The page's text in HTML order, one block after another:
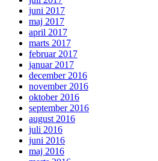
juni 2017
maj 2017
april 2017
marts 2017
februar 2017
januar 2017
december 2016
november 2016
oktober 2016
september 2016
august 2016
juli 2016
juni 2016
maj 2016